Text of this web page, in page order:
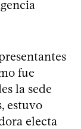
fue
la sede
estuvo
electa